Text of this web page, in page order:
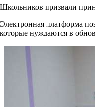
Школьников призвали
Электронная платформа
которые нуждаются в